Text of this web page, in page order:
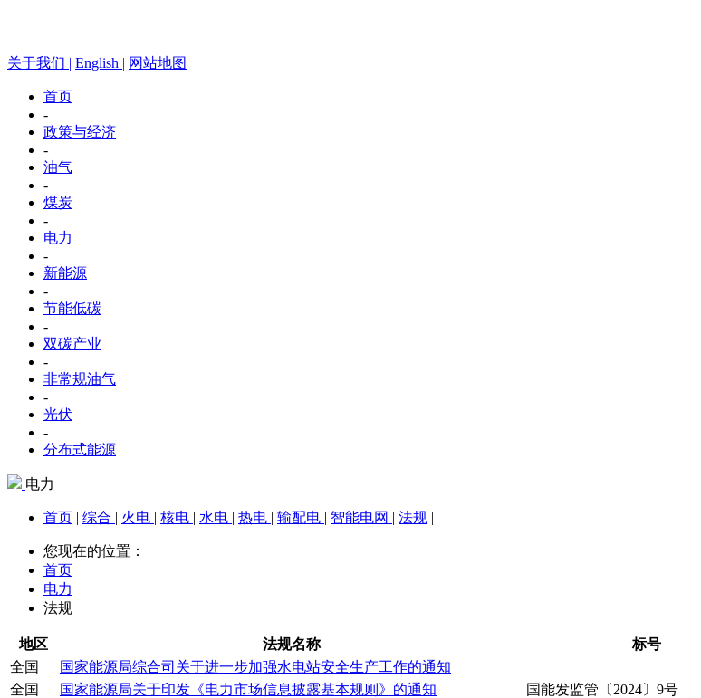
关于我们 | English | 网站地图
首页
-
政策与经济
-
油气
-
煤炭
-
电力
-
新能源
-
节能低碳
-
双碳产业
-
非常规油气
-
光伏
-
分布式能源
电力
首页 | 综合 | 火电 | 核电 | 水电 | 热电 | 输配电 | 智能电网 | 法规 |
您现在的位置：
首页
电力
法规
地区 法规名称 标号
全国
国家能源局综合司关于进一步加强水电站安全生产工作的通知
全国
国家能源局关于印发《电力市场信息披露基本规则》的通知 国能发监管〔2024〕9号